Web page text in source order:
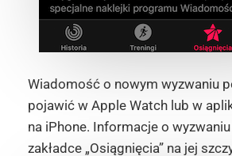
Wiadomość o nowym wyzwaniu
pojawić w Apple Watch lub w
na iPhone. Informacje o
zakładce „Osiągnięcia” na jej